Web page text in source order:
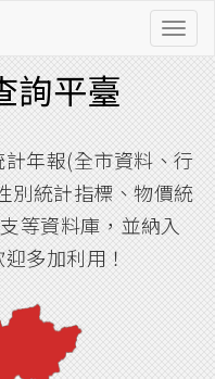
功
詢平臺
年報(全市資料、行
別統計指標、物價統
等資料庫，並納入
多加利用！